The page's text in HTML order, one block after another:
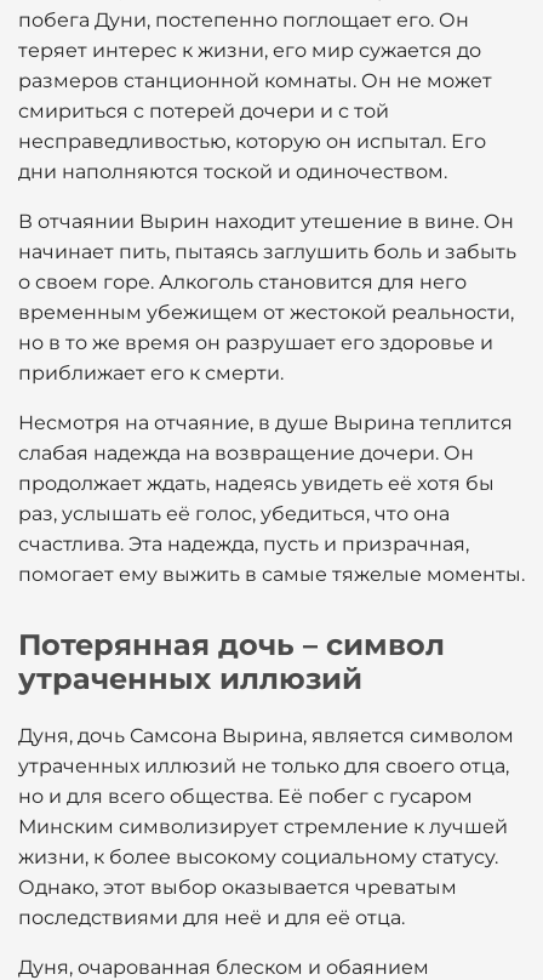
побега Дуни, постепенно поглощает его. Он
теряет интерес к жизни, его мир сужается до
размеров станционной комнаты. Он не может
смириться с потерей дочери и с той
несправедливостью, которую он испытал. Его
дни наполняются тоской и одиночеством.
В отчаянии Вырин находит утешение в вине. Он
начинает пить, пытаясь заглушить боль и забыть
о своем горе. Алкоголь становится для него
временным убежищем от жестокой реальности,
но в то же время он разрушает его здоровье и
приближает его к смерти.
Несмотря на отчаяние, в душе Вырина теплится
слабая надежда на возвращение дочери. Он
продолжает ждать, надеясь увидеть её хотя бы
раз, услышать её голос, убедиться, что она
счастлива. Эта надежда, пусть и призрачная,
помогает ему выжить в самые тяжелые моменты.
Потерянная дочь – символ
утраченных иллюзий
Дуня, дочь Самсона Вырина, является символом
утраченных иллюзий не только для своего отца,
но и для всего общества. Её побег с гусаром
Минским символизирует стремление к лучшей
жизни, к более высокому социальному статусу.
Однако, этот выбор оказывается чреватым
последствиями для неё и для её отца.
Дуня, очарованная блеском и обаянием